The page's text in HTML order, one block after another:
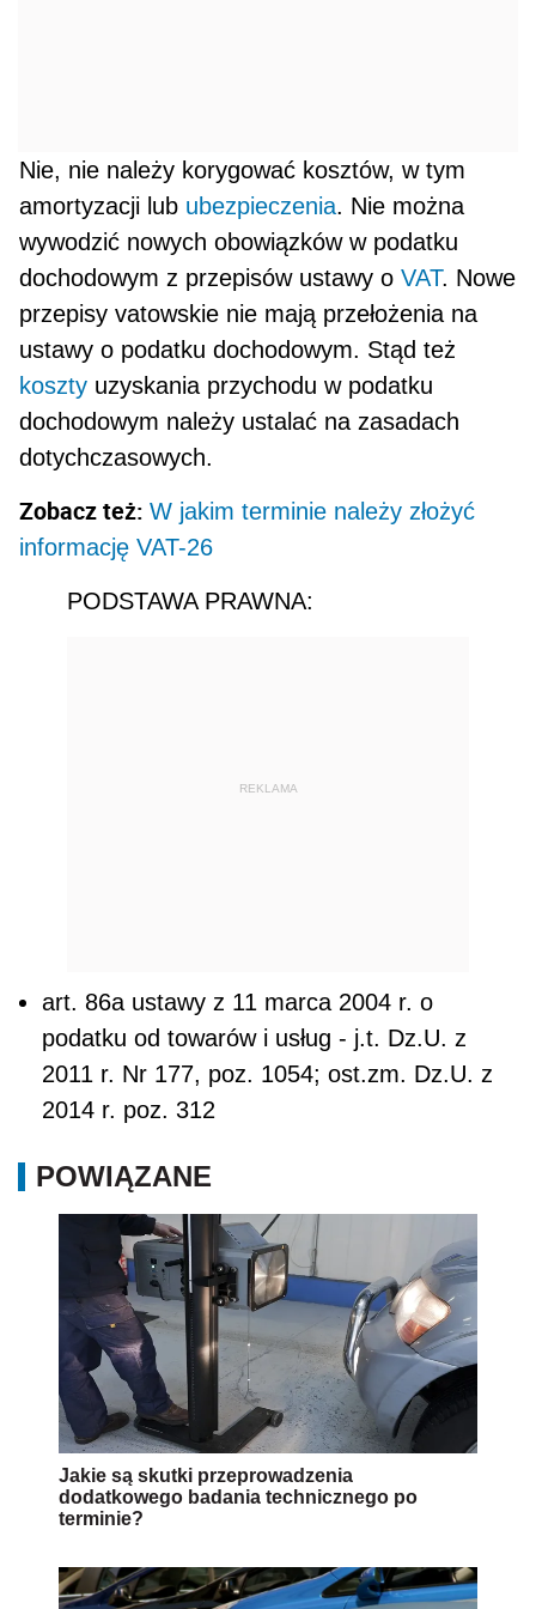
Nie, nie należy korygować kosztów, w tym
amortyzacji lub ubezpieczenia. Nie można
wywodzić no­wych obowiązków w podatku
dochodowym z przepisów ustawy oVAT. Nowe
przepisy vatowskie nie mają przełożenia na
ustawy o podatku dochodowym. Stąd też
koszty uzyskania przychodu w podatku
dochodowym należy ustalać na zasadach
dotychczasowych.
Zobacz też:W jakim terminie należy złożyć
informację VAT-26
PODSTAWA PRAWNA:
REKLAMA
art. 86a ustawy z 11 marca 2004 r. o
podatku od towarów i usług - j.t. Dz.U. z
2011 r. Nr 177, poz. 1054; ost.zm. Dz.U. z
2014 r. poz. 312
POWIĄZANE
Jakie są skutki przeprowadzenia
dodatkowego badania technicznego po
terminie?